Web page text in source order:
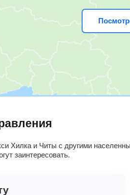
Хилка и Читы с другими
заинтересовать.